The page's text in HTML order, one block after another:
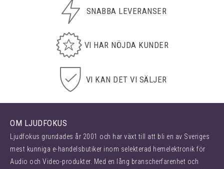
SNABBA LEVERANSER
VI HAR NÖJDA KUNDER
VI KAN DET VI SÄLJER
OM LJUDFOKUS
Ljudfokus grundades år 2001 och har växt till att bli en av Sveriges
mest kunniga e-handelsbutiker inom selekterad hemelektronik för
Audio och Video-produkter. Med en lång branscherfarenhet och